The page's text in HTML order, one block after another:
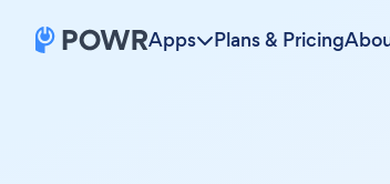
Apps Plans & Pricing